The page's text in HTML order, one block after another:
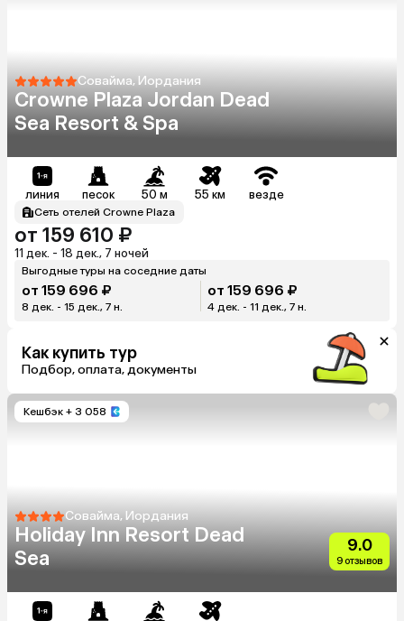
Совайма, Иордания
Crowne Plaza Jordan Dead
Sea Resort & Spa
линия песок 50 м 55 км везде
Сеть отелей Crowne Plaza
от 159 610 ₽
11 дек. - 18 дек., 7 ночей
Выгодные туры на соседние даты
от 159 696 ₽
8 дек. - 15 дек., 7 н.
от 159 696 ₽
4 дек. - 11 дек., 7 н.
Как купить тур
Подбор, оплата, документы
Кешбэк + 3 058
Совайма, Иордания
Holiday Inn Resort Dead
Sea
9.0
9 отзывов